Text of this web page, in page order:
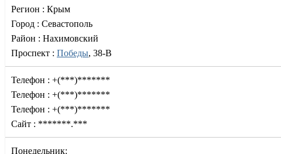
Регион : Крым
Город : Севастополь
Район : Нахимовский
Проспект : Победы, 38-В
Телефон : +(***)*******
Телефон : +(***)*******
Телефон : +(***)*******
Сайт : *******.***
Понедельник: